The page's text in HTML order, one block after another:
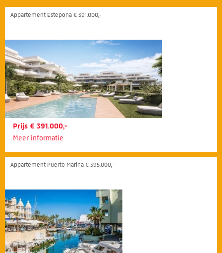
Appartement Estepona € 391.000,-
Prijs € 391.000,-
Meer informatie
Appartement Puerto Marina € 395.000,-